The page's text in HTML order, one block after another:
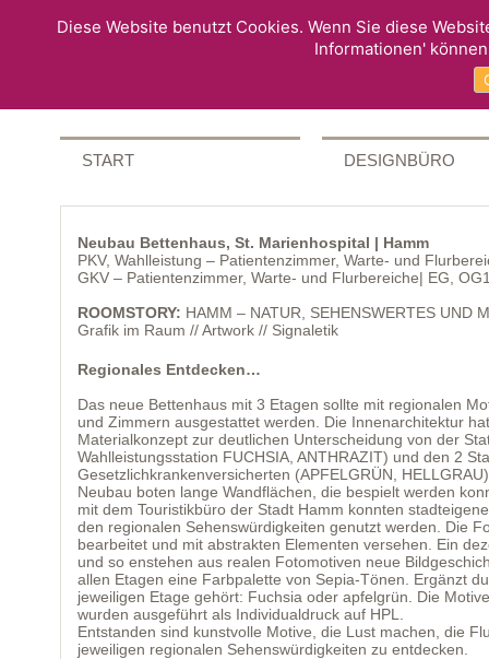
START DESIGNBÜRO
Neubau Bettenhaus, St. Marienhospital | Hamm
PKV, Wahlleistung – Patientenzimmer, Warte- und
GKV – Patientenzimmer, Warte- und Flurbereiche| EG,
ROOMSTORY: HAMM – NATUR, SEHENSWERTES UND
Grafik im Raum // Artwork // Signaletik
Regionales Entdecken…
Das neue Bettenhaus mit 3 Etagen sollte mit regionalen
und Zimmern ausgestattet werden. Die Innenarchitektur
Materialkonzept zur deutlichen Unterscheidung von der
Wahlleistungsstation FUCHSIA, ANTHRAZIT) und den 2
Gesetzlichkrankenversicherten (APFELGRÜN,
Neubau boten lange Wandflächen, die bespielt werden
mit dem Touristikbüro der Stadt Hamm konnten
den regionalen Sehenswürdigkeiten genutzt werden. Die
bearbeitet und mit abstrakten Elementen versehen. Ein
und so enstehen aus realen Fotomotiven neue
allen Etagen eine Farbpalette von Sepia-Tönen. Ergänzt
jeweiligen Etage gehört: Fuchsia oder apfelgrün. Die
wurden ausgeführt als Individualdruck auf HPL.
Entstanden sind kunstvolle Motive, die Lust machen, die
jeweiligen regionalen Sehenswürdigkeiten zu entdecken.
Diese Website benutzt Cookies. Wenn Sie diese
Informationen'